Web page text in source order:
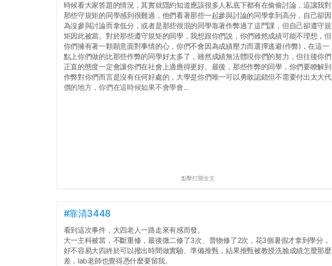
時候看大家答題的情況，其實就隱約知道應該很多人私底下都有在偷偷討論，這讓我對
那些守規矩的同學感到很難過，他們看著那些一起參與討論的同學拿到高分，自己卻因
為沒參與討論而拿低分，或者是那些很混的同學靠著作弊過了這門課，但自己卻遵守規
矩因此被當。對於那些遵守規矩的同學，我想跟你們說，你們雖然成績可能不理想，但
你們擁有著一顆願意面對事情的心，你們不會因為成績壓力而選擇逃避(作弊)，在這一
點上你們做的比那些作弊的同學好太多了，雖然成績無法體現你們的努力，但往後你們
正直的態度一定會讓你們在社會上適應得更好。最後，那些作弊的同學，你們要瞭解到
作弊對你們而言是沒有任何好處的，大學是你們唯一可以勇敢認錯但不需要付出太大代
價的地方，你們在這時候如果不會學會...
點擊打開全文
#靠清3448
看到這次事件，大四老人一路走來有感而發。
大一主科被當，不斷重修，最後微二修了3次、普物修了2次，花3個暑假才拿到學分，
好不容易大四終於可以撥出時間做實驗、準備推甄，結果推甄被教授洗臉成績怎麼那麼
差，lab老師也覺得憑什麼要留我。